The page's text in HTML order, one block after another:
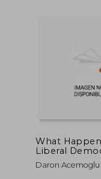
55%
dcto.
What
Liberal
Remaking a
Shared
Daron Acemoglu